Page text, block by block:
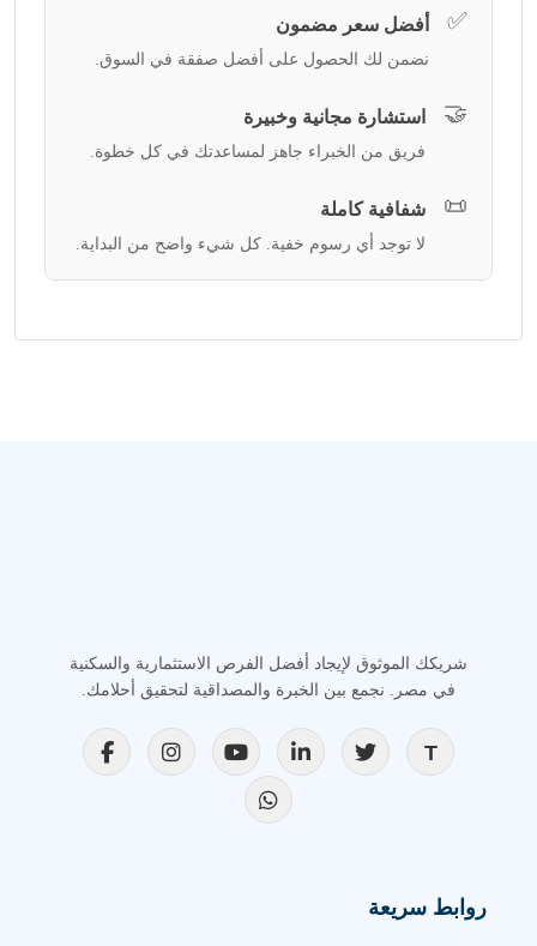
✅ أفضل سعر مضمون
نضمن لك الحصول على أفضل صفقة في السوق.
🤝 استشارة مجانية وخبيرة
فريق من الخبراء جاهز لمساعدتك في كل خطوة.
📜 شفافية كاملة
لا توجد أي رسوم خفية. كل شيء واضح من البداية.
شريكك الموثوق لإيجاد أفضل الفرص الاستثمارية والسكنية
في مصر. نجمع بين الخبرة والمصداقية لتحقيق أحلامك.
روابط سريعة